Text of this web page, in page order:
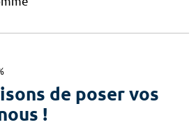
de poser vos
!